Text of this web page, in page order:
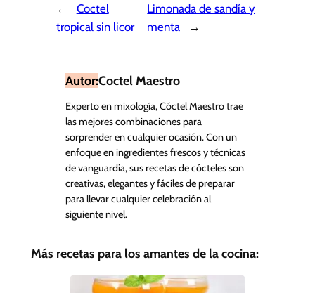
←
Coctel
tropical sin licor
Limonada de sandía y
menta
→
Autor:Coctel Maestro
Experto en mixología, Cóctel Maestro trae
las mejores combinaciones para
sorprender en cualquier ocasión. Con un
enfoque en ingredientes frescos y técnicas
de vanguardia, sus recetas de cócteles son
creativas, elegantes y fáciles de preparar
para llevar cualquier celebración al
siguiente nivel.
Más recetas para los amantes de la cocina: